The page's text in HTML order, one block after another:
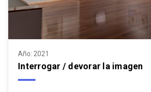
Año: 2021
Interrogar / devorar la imagen